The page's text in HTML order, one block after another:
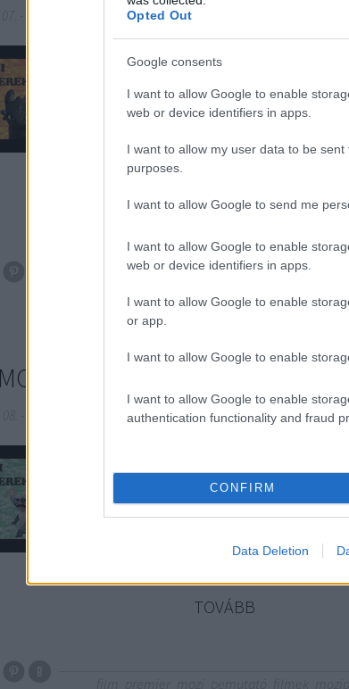
Opted Out
Google consents
I want to allow Google to enable
web or device identifiers in apps.
I want to allow my user data to be
purposes.
I want to allow Google to send me
I want to allow Google to enable
web or device identifiers in apps.
I want to allow Google to enable
or app.
I want to allow Google to enable
I want to allow Google to enable
authentication functionality and fraud
CONFIRM
Data Deletion
Sziasztok! Havonta jelentkező műsorunkban
TOVÁBB
(2025) -
a következő 4-5 hétben a mozikban. Jó szórakozást!
TOVÁBB